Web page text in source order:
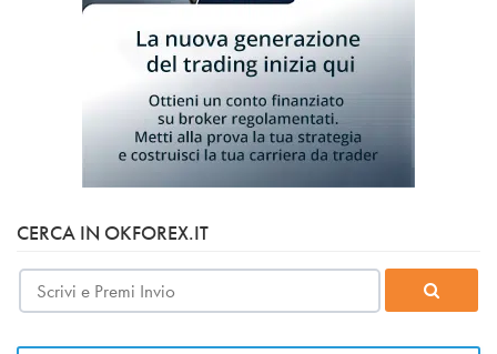
CERCA IN OKFOREX.IT